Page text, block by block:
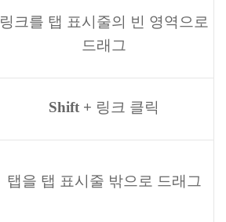
링크를 탭 표시줄의 빈 영역으로
드래그
Shift + 링크 클릭
탭을 탭 표시줄 밖으로 드래그